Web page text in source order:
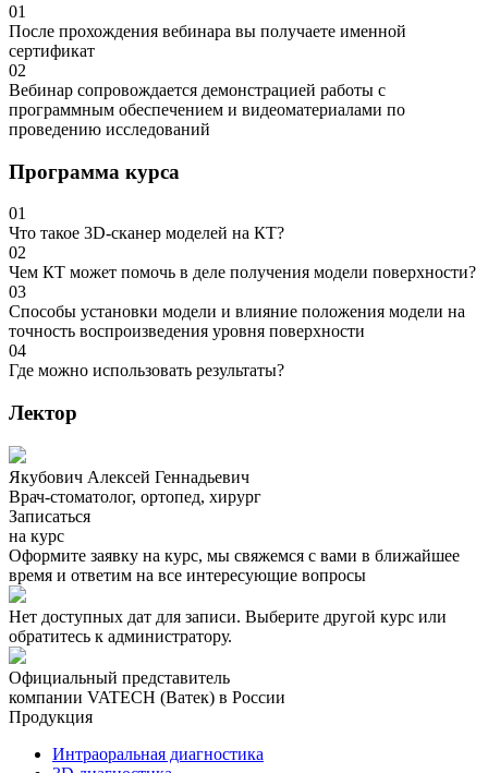
01
После прохождения вебинара вы получаете именной
сертификат
02
Вебинар сопровождается демонстрацией работы с
программным обеспечением и видеоматериалами по
проведению исследований
Программа курса
01
Что такое 3D-сканер моделей на КТ?
02
Чем КТ может помочь в деле получения модели поверхности?
03
Способы установки модели и влияние положения модели на
точность воспроизведения уровня поверхности
04
Где можно использовать результаты?
Лектор
Якубович Алексей Геннадьевич
Врач-стоматолог, ортопед, хирург
Записаться
на курс
Оформите заявку на курс, мы свяжемся с вами в ближайшее
время и ответим на все интересующие вопросы
Нет доступных дат для записи. Выберите другой курс или
обратитесь к администратору.
Официальный представитель
компании VATECH (Ватек) в России
Продукция
Интраоральная диагностика